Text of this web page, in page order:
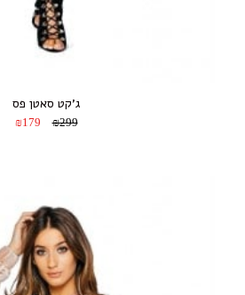
ג’קט סאטן פס
₪299
₪179